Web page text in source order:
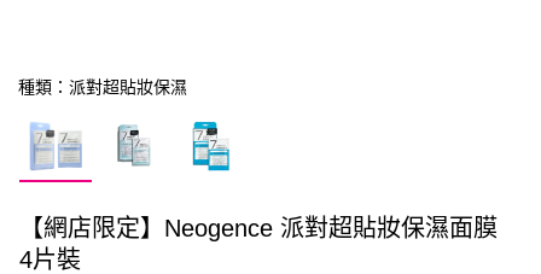
種類：派對超貼妝保濕
【網店限定】Neogence 派對超貼妝保濕面膜
4片裝